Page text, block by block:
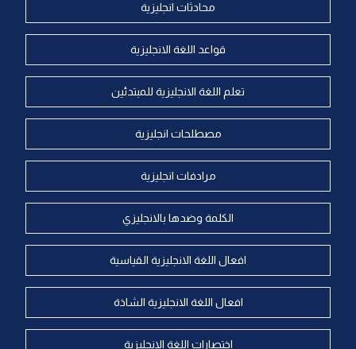
محادثات انجليزية
قواعد اللغة الانجليزية
تعلم اللغة الانجليزية للمبتدئين
مصطلحات انجليزية
مرادفات انجليزية
الكلمة وضدها بالانجليزي
افعال اللغة الانجليزية القياسية
افعال اللغة الانجليزية الشاذة
اختصارات اللغة الانجليزية